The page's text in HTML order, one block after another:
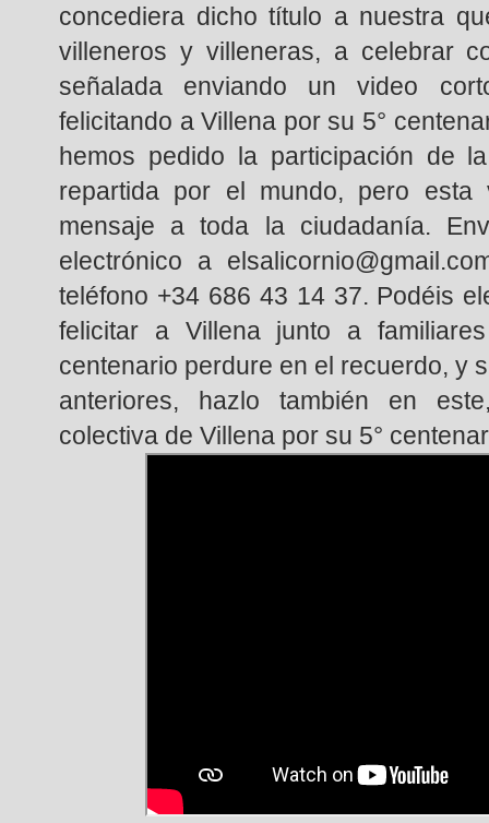
concediera dicho título a nuestra
villeneros y villeneras, a celebrar
señalada enviando un video
felicitando a Villena por su 5°
hemos pedido la participación de
repartida por el mundo, pero esta
mensaje a toda la ciudadanía.
electrónico a
teléfono +34 686 43 14 37. Podéis
felicitar a Villena junto a
centenario perdure en el recuerdo, y
anteriores, hazlo también en
colectiva de Villena por su 5°